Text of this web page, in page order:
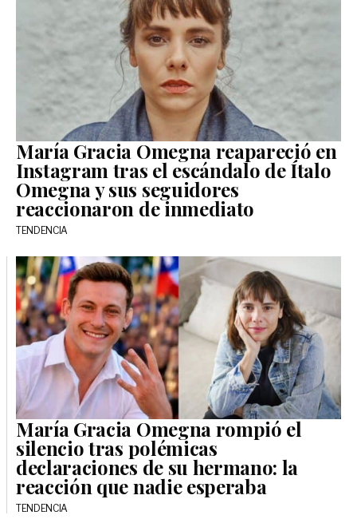
María Gracia Omegna reapareció en
Instagram tras el escándalo de Ítalo
Omegna y sus seguidores
reaccionaron de inmediato
TENDENCIA
María Gracia Omegna rompió el
silencio tras polémicas
declaraciones de su hermano: la
reacción que nadie esperaba
TENDENCIA